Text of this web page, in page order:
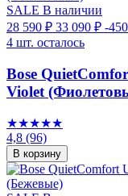
SALE В наличии
28 590 ₽ 33 090 ₽ -
4 шт. осталось
Bose
Violet
★★★★★
4,8 (96)
В корзину